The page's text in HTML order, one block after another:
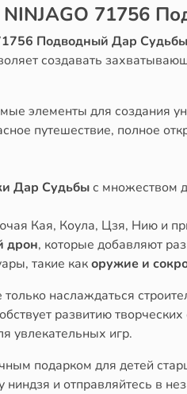
NINJAGO 71756
Подводный Дар Судьбы
создавать
элементы для создания
путешествие, полное
Дар Судьбыс множеством
Кая, Коула, Цзя, Нию и
дрон, которые добавляют
такие какоружие и
только наслаждаться
развитию
увлекательных игр.
подарком для детей
ниндзя и отправляйтесь в